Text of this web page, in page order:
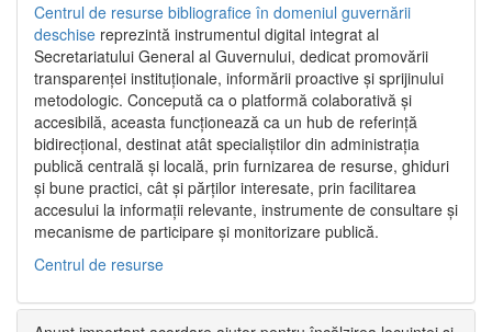
Centrul de resurse bibliografice în domeniul guvernării
deschise reprezintă instrumentul digital integrat al
Secretariatului General al Guvernului, dedicat promovării
transparenței instituționale, informării proactive și sprijinului
metodologic. Concepută ca o platformă colaborativă și
accesibilă, aceasta funcționează ca un hub de referință
bidirecțional, destinat atât specialiștilor din administrația
publică centrală și locală, prin furnizarea de resurse, ghiduri
și bune practici, cât și părților interesate, prin facilitarea
accesului la informații relevante, instrumente de consultare și
mecanisme de participare și monitorizare publică.
Centrul de resurse